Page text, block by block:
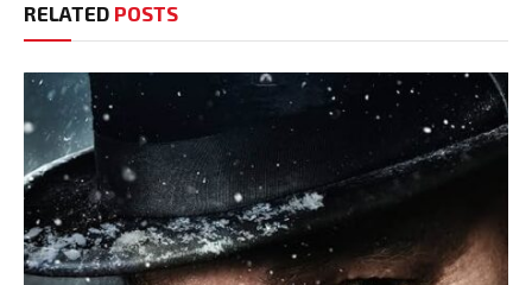
RELATED POSTS